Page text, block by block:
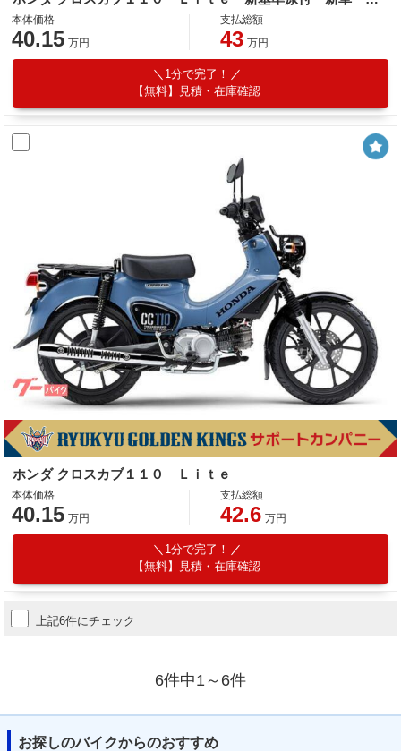
本体価格
40.15 万円
支払総額
43 万円
1分で完了！
【無料】見積・在庫確認
ホンダ クロスカブ１１０ Ｌｉｔｅ
本体価格
40.15 万円
支払総額
42.6 万円
1分で完了！
【無料】見積・在庫確認
上記6件にチェック
6件中1～6件
お探しのバイクからのおすすめ